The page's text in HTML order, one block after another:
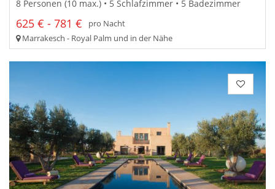
8 Personen (10 max.) • 5 Schlafzimmer • 5 Badezimmer
625 € - 781 €
pro Nacht
Marrakesch - Royal Palm und in der Nähe